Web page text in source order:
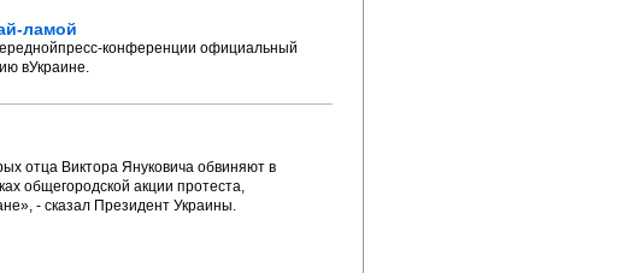
ламой
конференции официальный
вУкраине.
отца Виктора Януковича обвиняют в
общегородской акции протеста,
- сказал Президент Украины.